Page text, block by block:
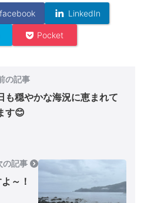
facebook LinkedIn
Pocket
の記事
も穏やかな海況に恵まれて
す😊
の記事
～！